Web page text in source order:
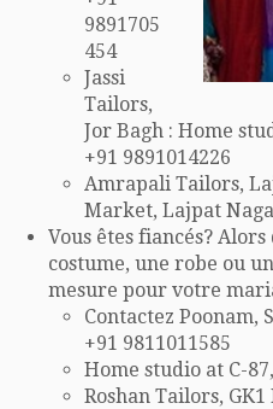
9891705
454
Jassi
Tailors,
Jor Bagh : Home
+91 9891014226
Amrapali Tailors,
Market, Lajpat
Vous êtes fiancés?
costume, une robe ou
mesure pour votre
Contactez Poonam,
+91 9811011585
Home studio at C-
Roshan Tailors,